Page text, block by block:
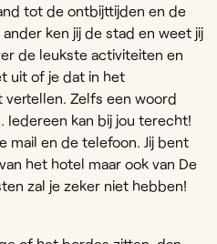
tot de ontbijttijden en de
ken jij de stad en weet jij
de leukste activiteiten en
uit of je dat in het
Zelfs een woord
Iedereen kan bij jou terecht!
mail en de telefoon. Jij bent
het hotel maar ook van De
zal je zeker niet hebben!